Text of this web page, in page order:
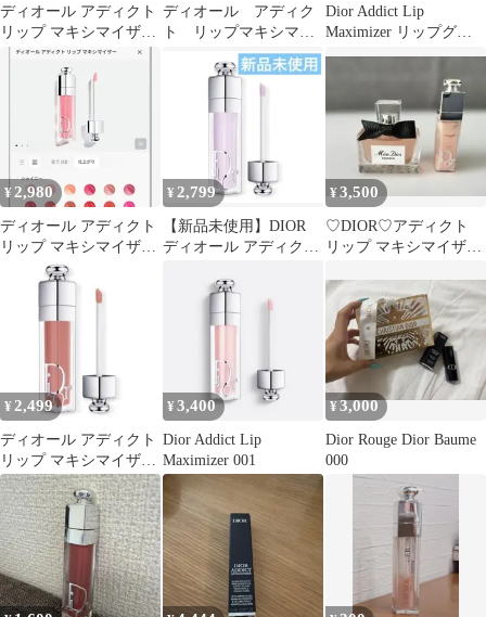
ディオール アディクト
リップ マキシマイザー
043 ロゼ
ディオール アディク
ト リップマキシマイ
Dior Addict Lip
Maximizer リップグロ
ス006ベリー
¥2,980
ディオール アディクト
リップ マキシマイザー
054 オーロラ 限定品
¥ 2,799
【新品未使用】DIOR
ディオール アディクト
¥3,500
♡DIOR♡アディクト
リップ マキシマイザー
ニセット
¥ 2,499
ディオール アディクト
リップ マキシマイザー
204ヌードマニア
¥3,400
Dior Addict Lip
Maximizer 001
¥3,000
Dior Rouge Dior Baume
000